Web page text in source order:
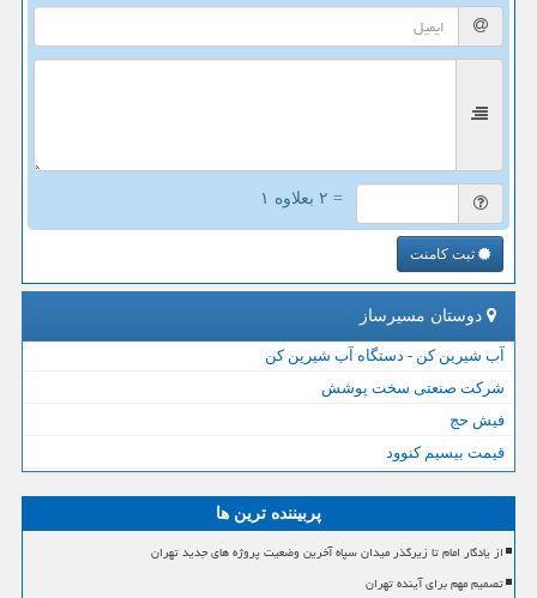
= ۲ بعلاوه ۱
ثبت کامنت
دوستان مسیرساز
آب شیرین کن - دستگاه آب شیرین کن
شرکت صنعتی سخت پوشش
فیش حج
قیمت بیسیم کنوود
پربیننده ترین ها
از یادگار امام تا زیرگذر میدان سپاه آخرین وضعیت پروژه های جدید تهران
تصمیم مهم برای آینده تهران